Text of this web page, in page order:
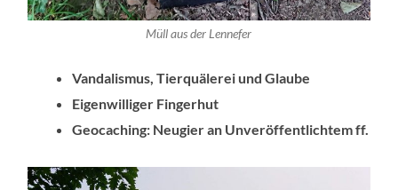
Müll aus der Lennefer
Vandalismus, Tierquälerei und Glaube
Eigenwilliger Fingerhut
Geocaching: Neugier an Unveröffentlichtem ff.